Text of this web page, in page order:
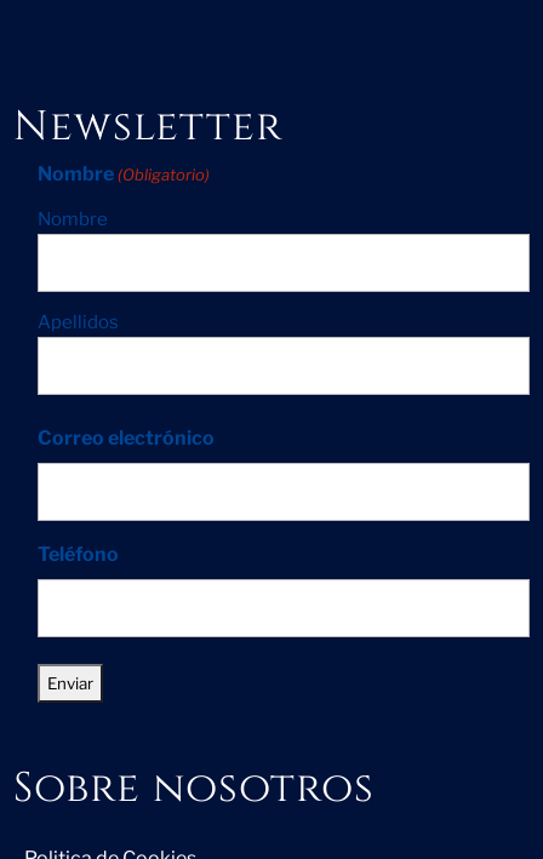
Newsletter
Nombre (Obligatorio)
Nombre
Apellidos
Correo electrónico
Teléfono
Sobre nosotros